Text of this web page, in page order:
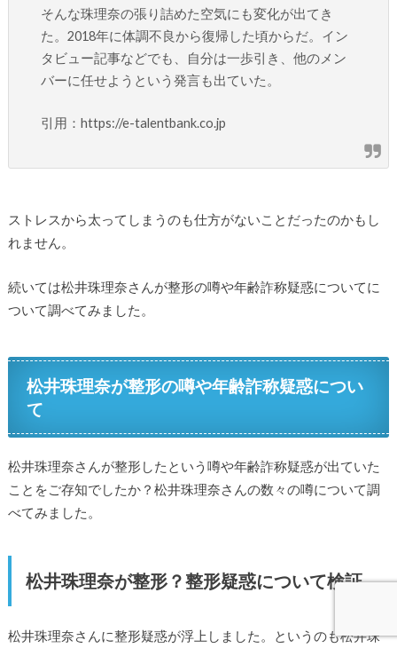
そんな珠理奈の張り詰めた空気にも変化が出てき
た。2018年に体調不良から復帰した頃からだ。イン
タビュー記事などでも、自分は一歩引き、他のメン
バーに任せようという発言も出ていた。
引用：https://e-talentbank.co.jp
ストレスから太ってしまうのも仕方がないことだったのかもし
れません。
続いては松井珠理奈さんが整形の噂や年齢詐称疑惑についてに
ついて調べてみました。
松井珠理奈が整形の噂や年齢詐称疑惑につい
て
松井珠理奈さんが整形したという噂や年齢詐称疑惑が出ていた
ことをご存知でしたか？松井珠理奈さんの数々の噂について調
べてみました。
松井珠理奈が整形？整形疑惑について検証
松井珠理奈さんに整形疑惑が浮上しました。というのも松井珠